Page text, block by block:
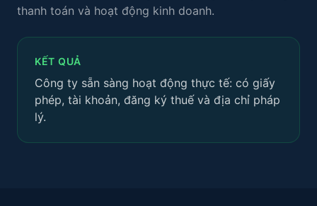
thanh toán và hoạt động kinh doanh.
KẾT QUẢ
Công ty sẵn sàng hoạt động thực tế: có giấy
phép, tài khoản, đăng ký thuế và địa chỉ pháp
lý.